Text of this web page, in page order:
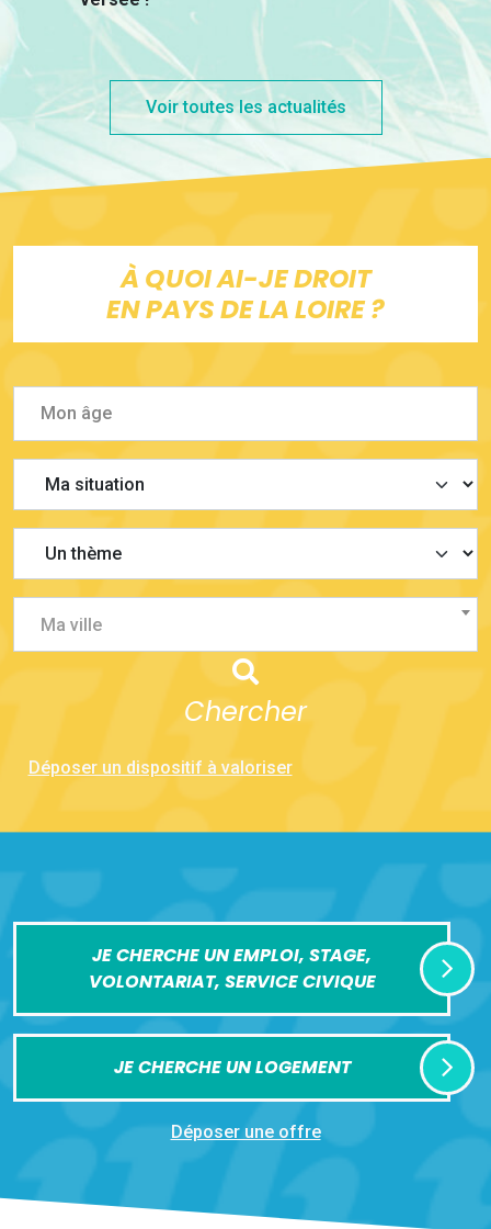
Voir toutes les actualités
À QUOI AI-JE DROIT
EN PAYS DE LA LOIRE ?
Ma ville
Chercher
Déposer un dispositif à valoriser
JE CHERCHE UN EMPLOI, STAGE,
VOLONTARIAT, SERVICE CIVIQUE
JE CHERCHE UN LOGEMENT
Déposer une offre